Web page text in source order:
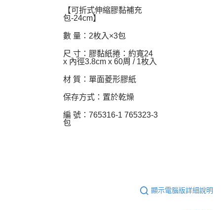
【可折式伸縮膠黏補充
包-24cm】
數 量：2枚入×3包
尺 寸：膠黏紙捲：約寬24
x 內徑3.8cm x 60周 / 1枚入
材 質：單面菱形膠紙
保存方式：置於乾燥
編 號：765316-1 765323-3
包
顯示電腦版詳細說明